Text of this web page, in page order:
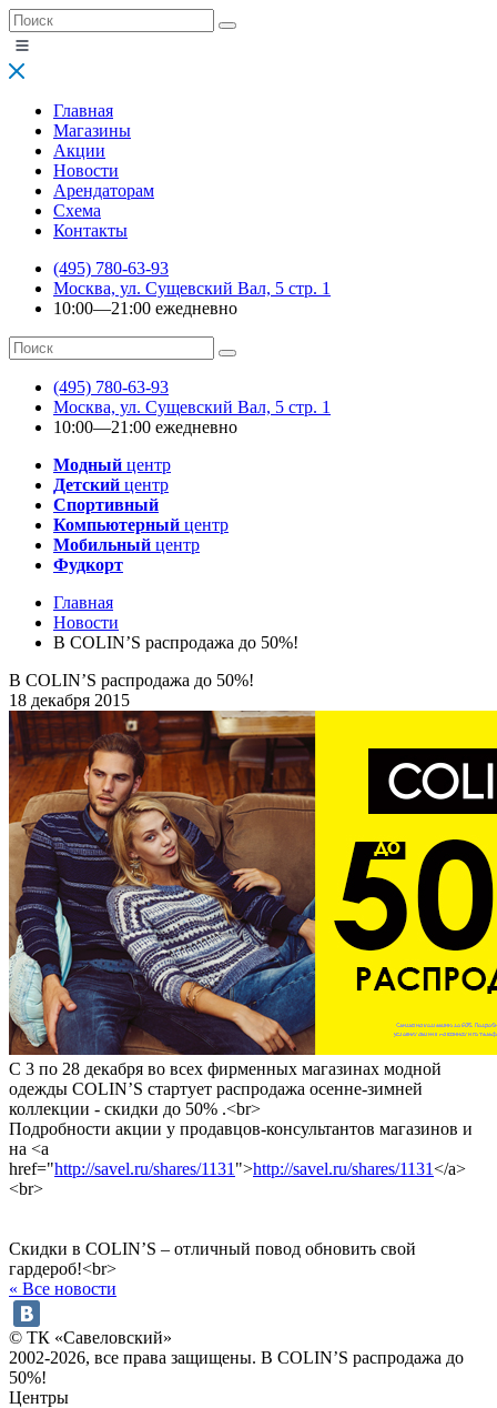
Главная
Магазины
Акции
Новости
Арендаторам
Схема
Контакты
(495) 780-63-93
Москва, ул. Сущевский Вал, 5 стр. 1
10:00—21:00 ежедневно
(495) 780-63-93
Москва, ул. Сущевский Вал, 5 стр. 1
10:00—21:00 ежедневно
Модный центр
Детский центр
Спортивный
Компьютерный центр
Мобильный центр
Фудкорт
Главная
Новости
В COLIN’S распродажа до 50%!
В COLIN’S распродажа до 50%!
18 декабря 2015
С 3 по 28 декабря во всех фирменных магазинах модной
одежды COLIN’S стартует распродажа осенне-зимней
коллекции - скидки до 50% .<br>
Подробности акции у продавцов-консультантов магазинов и
на <a
href="http://savel.ru/shares/1131 ">http://savel.ru/shares/1131</a>
<br>
Скидки в COLIN’S – отличный повод обновить свой
гардероб!<br>
« Все новости
© ТК «Савеловский»
2002-2026, все права защищены. В COLIN’S распродажа до
50%!
Центры